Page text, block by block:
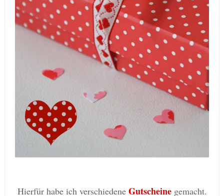
Hierfür habe ich verschiedene Gutscheinegemacht.